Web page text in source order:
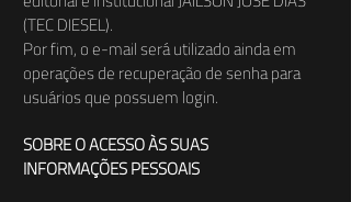
(TEC DIESEL).
Por fim, o e-mail será utilizado ainda em
operações de recuperação de senha para
usuários que possuem login.
SOBRE O ACESSO ÀS SUAS
INFORMAÇÕES PESSOAIS